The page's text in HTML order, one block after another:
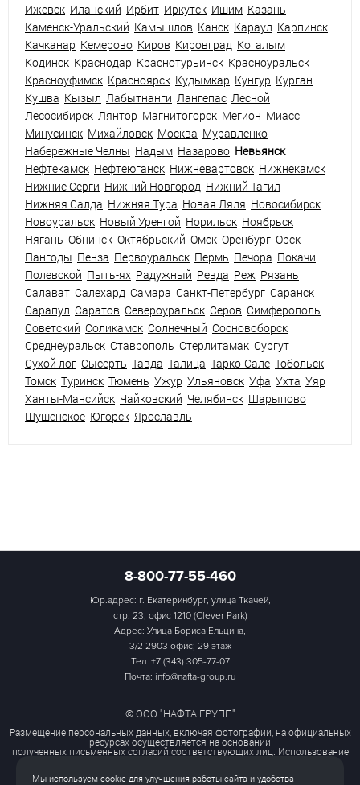
Ижевск Иланский Ирбит Иркутск Ишим Казань
Каменск-Уральский Камышлов Канск Караул Карпинск
Качканар Кемерово Киров Кировград Когалым
Кодинск Краснодар Краснотурьинск Красноуральск
Красноуфимск Красноярск Кудымкар Кунгур Курган
Кушва Кызыл Лабытнанги Лангепас Лесной
Лесосибирск Лянтор Магнитогорск Мегион Миасс
Минусинск Михайловск Москва Муравленко
Набережные Челны Надым Назарово Невьянск
Нефтекамск Нефтеюганск Нижневартовск Нижнекамск
Нижние Серги Нижний Новгород Нижний Тагил
Нижняя Салда Нижняя Тура Новая Ляля Новосибирск
Новоуральск Новый Уренгой Норильск Ноябрьск
Нягань Обнинск Октябрьский Омск Оренбург Орск
Пангоды Пенза Первоуральск Пермь Печора Покачи
Полевской Пыть-ях Радужный Ревда Реж Рязань
Салават Салехард Самара Санкт-Петербург Саранск
Сарапул Саратов Североуральск Серов Симферополь
Советский Соликамск Солнечный Сосновоборск
Среднеуральск Ставрополь Стерлитамак Сургут
Сухой лог Сысерть Тавда Талица Тарко-Сале Тобольск
Томск Туринск Тюмень Ужур Ульяновск Уфа Ухта Уяр
Ханты-Мансийск Чайковский Челябинск Шарыпово
Шушенское Югорск Ярославль
8-800-77-55-460
Юр.адрес: г. Екатеринбург, улица Ткачей,
стр. 23, офис 1210 (Clever Park)
Адрес: Улица Бориса Ельцина,
3/2 2903 офис; 29 этаж
Тел: +7 (343) 305-77-07
Почта: info@nafta-group.ru
© ООО "НАФТА ГРУПП"
Размещение персональных данных, включая фотографии, на официальных
ресурсах осуществляется на основании
полученных письменных согласий соответствующих лиц. Использование
этих материалов третьими лицами
Мы используем cookie для улучшения работы сайта и удобства